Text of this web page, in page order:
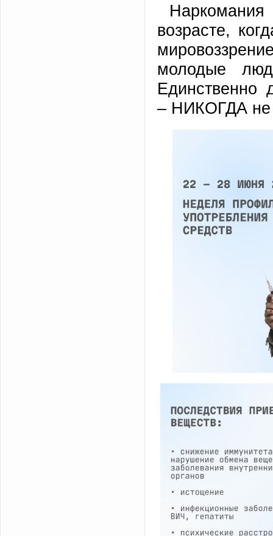
возрасте,
молодые
Единственно
– НИКОГДА не